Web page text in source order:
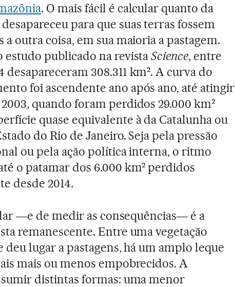
. O mais fácil é calcular quanto da
para que suas terras fossem
a outra coisa, em sua maioria a pastagem.
estudo publicado na revistaScience, entre
desapareceram 308.311 km². A curva do
foi ascendente ano após ano, até atingir
quando foram perdidos 29.000 km²
quase equivalente à da Catalunha ou
do Rio de Janeiro. Seja pela pressão
ou pela ação política interna, o ritmo
o patamar dos 6.000 km² perdidos
desde 2014.
―e de medir as consequências― é a
remanescente. Entre uma vegetação
deu lugar a pastagens, há um amplo leque
mais ou menos empobrecidos. A
distintas formas: uma menor